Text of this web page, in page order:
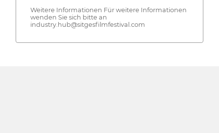
Weitere Informationen Für weitere Informationen
wenden Sie sich bitte an
industry.hub@sitgesfilmfestival.com